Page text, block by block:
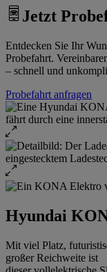
Jetzt
Entdecken Sie Ihr
Probefahrt.
– schnell und
Probefahrt anfragen
Hyundai
Mit viel Platz,
großer Reichweite ist